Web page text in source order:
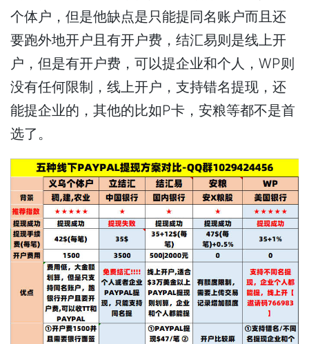
个体户，但是他缺点是只能提同名账户而且还
要跑外地开户且有开户费，结汇易则是线上开
户，但是有开户费，可以提企业和个人，WP则
没有任何限制，线上开户，支持错名提现，还
能提企业的，其他的比如P卡，安粮等都不是首
选了。